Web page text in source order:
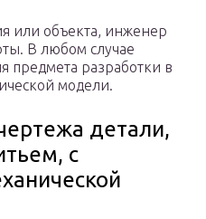
или объекта, инженер
В любом случае
предмета разработки в
модели.
детали,
с